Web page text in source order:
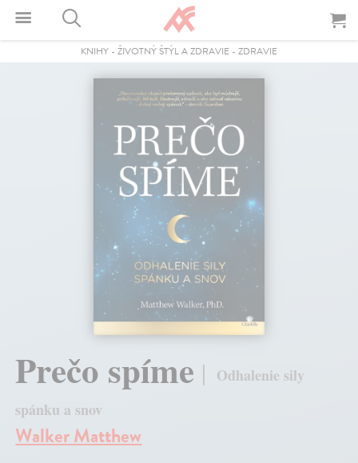
KNIHY - ŽIVOTNÝ ŠTÝL A ZDRAVIE - ZDRAVIE
Prečo spíme
Odhalenie sily
spánku a snov
Walker Matthew